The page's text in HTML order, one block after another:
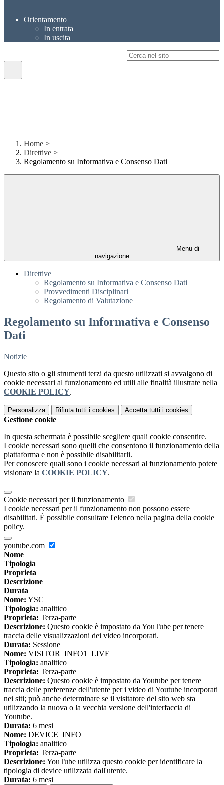
Orientamento
In entrata
In uscita
Home >
Direttive >
Regolamento su Informativa e Consenso Dati
Menu di
navigazione
Direttive
Regolamento su Informativa e Consenso Dati
Provvedimenti Disciplinari
Regolamento di Valutazione
Regolamento su Informativa e Consenso
Dati
Notizie
Questo sito o gli strumenti terzi da questo utilizzati si avvalgono di
cookie necessari al funzionamento ed utili alle finalità illustrate nella
COOKIE POLICY.
Personalizza Rifiuta tutti i cookies Accetta tutti i cookies
Gestione cookie
In questa schermata è possibile scegliere quali cookie consentire.
I cookie necessari sono quelli che consentono il funzionamento della
piattaforma e non è possibile disabilitarli.
Per conoscere quali sono i cookie necessari al funzionamento potete
visionare la COOKIE POLICY.
Cookie necessari per il funzionamento
I cookie necessari per il funzionamento non possono essere
disabilitati. È possibile consultare l'elenco nella pagina della cookie
policy.
youtube.com
Nome
Tipologia
Proprieta
Descrizione
Durata
Nome: YSC
Tipologia: analitico
Proprieta: Terza-parte
Descrizione: Questo cookie è impostato da YouTube per tenere
traccia delle visualizzazioni dei video incorporati.
Durata: Sessione
Nome: VISITOR_INFO1_LIVE
Tipologia: analitico
Proprieta: Terza-parte
Descrizione: Questo cookie è impostato da Youtube per tenere
traccia delle preferenze dell'utente per i video di Youtube incorporati
nei siti; può anche determinare se il visitatore del sito web sta
utilizzando la nuova o la vecchia versione dell'interfaccia di
Youtube.
Durata: 6 mesi
Nome: DEVICE_INFO
Tipologia: analitico
Proprieta: Terza-parte
Descrizione: YouTube utilizza questo cookie per identificare la
tipologia di device utilizzata dall'utente.
Durata: 6 mesi